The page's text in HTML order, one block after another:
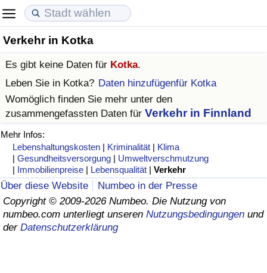
Verkehr in Kotka
Es gibt keine Daten für Kotka.
Leben Sie in Kotka? Daten hinzufügenfür Kotka
Womöglich finden Sie mehr unter den
zusammengefassten Daten für Verkehr in Finnland
Mehr Infos:
Lebenshaltungskosten | Kriminalität | Klima
|Gesundheitsversorgung | Umweltverschmutzung
| Immobilienpreise | Lebensqualität |Verkehr
Über diese Website
Numbeo in der Presse
Copyright © 2009-2026 Numbeo. Die Nutzung von
numbeo.com unterliegt unseren Nutzungsbedingungen und
der Datenschutzerklärung
Lebenshaltungskosten
Lebenshaltungskosten-Index
Lebenshaltungskosten-Index nach Land
in Akaba
Immobilienpreise
Immobilienpreis-Index
Immobilienpreis-Index nach Land
Lebensqualität
Lebensqualität-Index (aktuell)
Lebensqualitätsindex nach Land
Kriminalität
Kriminalitäts-Index (aktuell)
Kriminalitäts-Index